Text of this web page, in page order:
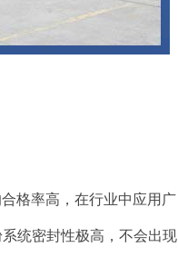
格率高，在行业中应用广
统密封性极高，不会出现